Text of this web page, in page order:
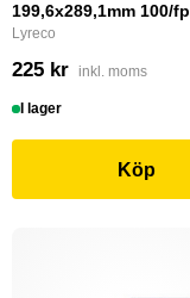
199,6x289,1mm 100/fp
Lyreco
225 kr inkl. moms
I lager
Köp